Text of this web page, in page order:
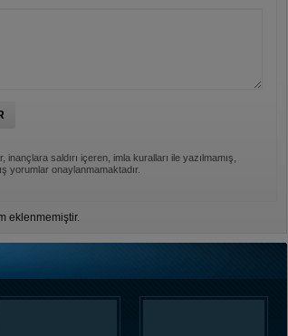
saldırı içeren, imla kuralları ile yazılmamış,
yorumlar onaylanmamaktadır.
eklenmemiştir.